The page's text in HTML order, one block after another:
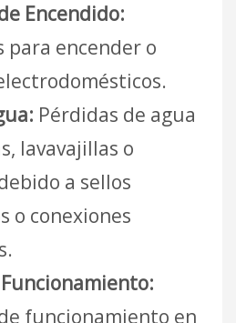
Encendido:
para encender o
Pérdidas de agua
lavavajillas o
a sellos
o conexiones
funcionamiento en